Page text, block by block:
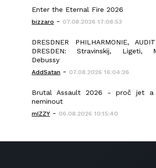
Enter the Eternal Fire 2026
bizzaro - 07.08.2026 17:08:53
DRESDNER PHILHARMONIE,
DRESDEN: Stravinskij, Ligeti,
Debussy
AddSatan - 07.08.2026 16:04:26
Brutal Assault 2026 - proč jet
neminout
mIZZY - 06.08.2026 10:15:40